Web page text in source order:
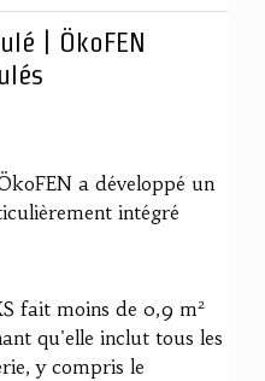
| ÖkoFEN
a développé un
intégré
fait moins de 0,9 m²
qu'elle inclut tous les
y compris le